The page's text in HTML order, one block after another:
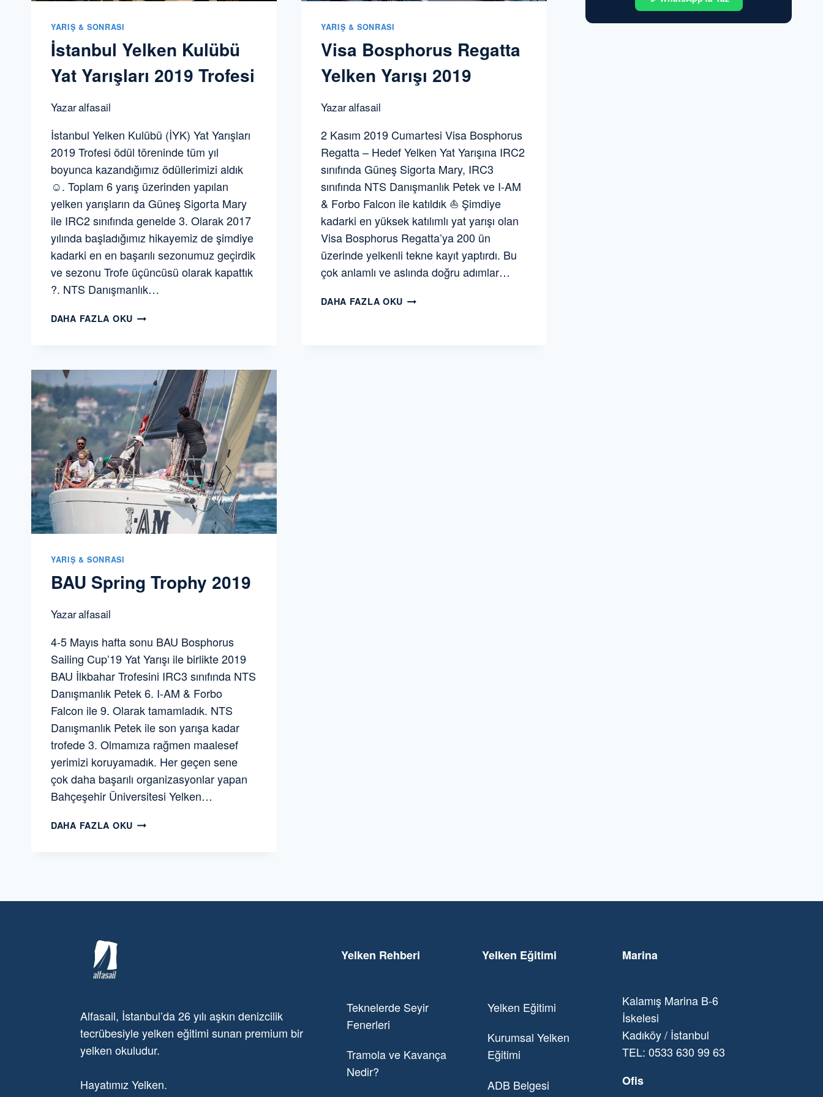
YARIŞ & SONRASI
İstanbul Yelken Kulübü
Yat Yarışları 2019 Trofesi
Yazaralfasail
İstanbul Yelken Kulübü (İYK) Yat Yarışları
2019 Trofesi ödül töreninde tüm yıl
boyunca kazandığımız ödüllerimizi aldık
☺️. Toplam 6 yarış üzerinden yapılan
yelken yarışların da Güneş Sigorta Mary
ile IRC2 sınıfında genelde 3. Olarak 2017
yılında başladığımız hikayemiz de şimdiye
kadarki en en başarılı sezonumuz geçirdik
ve sezonu Trofe üçüncüsü olarak kapattık
?. NTS Danışmanlık…
DAHA FAZLA OKU İSTANBUL
YARIŞLARI
2019
TROFESI
YARIŞ & SONRASI
Visa Bosphorus Regatta
Yelken Yarışı 2019
Yazaralfasail
2 Kasım 2019 Cumartesi Visa Bosphorus
Regatta – Hedef Yelken Yat Yarışına IRC2
sınıfında Güneş Sigorta Mary, IRC3
sınıfında NTS Danışmanlık Petek ve I-AM
& Forbo Falcon ile katıldık ⛵️ Şimdiye
kadarki en yüksek katılımlı yat yarışı olan
Visa Bosphorus Regatta’ya 200 ün
üzerinde yelkenli tekne kayıt yaptırdı. Bu
çok anlamlı ve aslında doğru adımlar…
DAHA FAZLA OKU VISA
YARIŞ & SONRASI
BAU Spring Trophy 2019
Yazaralfasail
4-5 Mayıs hafta sonu BAU Bosphorus
Sailing Cup’19 Yat Yarışı ile birlikte 2019
BAU İlkbahar Trofesini IRC3 sınıfında NTS
Danışmanlık Petek 6. I-AM & Forbo
Falcon ile 9. Olarak tamamladık. NTS
Danışmanlık Petek ile son yarışa kadar
trofede 3. Olmamıza rağmen maalesef
yerimizi koruyamadık. Her geçen sene
çok daha başarılı organizasyonlar yapan
Bahçeşehir Üniversitesi Yelken…
DAHA FAZLA OKU BAU
Alfasail, İstanbul’da 26 yılı aşkın denizcilik
tecrübesiyle yelken eğitimi sunan premium bir
yelken okuludur.
Hayatımız Yelken.
Yelken Rehberi
Teknelerde Seyir
Fenerleri
Tramola ve Kavança
Nedir?
Yelken Eğitimi
Yelken Eğitimi
Kurumsal Yelken
Eğitimi
ADB Belgesi
Marina
Kalamış Marina B-6
İskelesi
Kadıköy / İstanbul
TEL: 0533 630 99 63
Ofis